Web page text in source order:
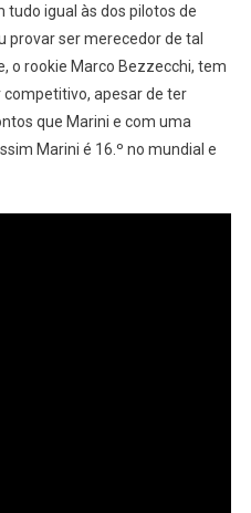
igual às dos pilotos de
provar ser merecedor de tal
o rookie Marco Bezzecchi, tem
apesar de ter
que Marini e com uma
Marini é 16.º no mundial e